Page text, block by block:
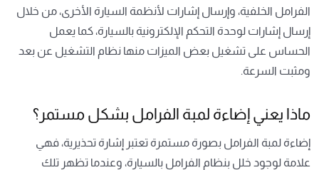
الفرامل الخلفية، وإرسال إشارات لأنظمة السيارة الأخرى، من خلال
إرسال إشارات لوحدة التحكم الإلكترونية بالسيارة، كما يعمل
الحساس على تشغيل بعض الميزات منها نظام التشغيل عن بعد
ومثبت السرعة.
ماذا يعني إضاءة لمبة الفرامل بشكل مستمر؟
إضاءة لمبة الفرامل بصورة مستمرة تعتبر إشارة تحذيرية، فهي
علامة لوجود خلل بنظام الفرامل بالسيارة، وعندما تظهر تلك